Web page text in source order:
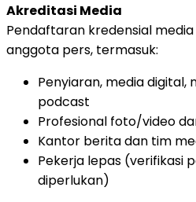
Akreditasi Media
Pendaftaran kredensial
anggota pers, termasuk:
Penyiaran, media digital,
podcast
Profesional foto/video
Kantor berita dan tim
Pekerja lepas (verifikasi
diperlukan)